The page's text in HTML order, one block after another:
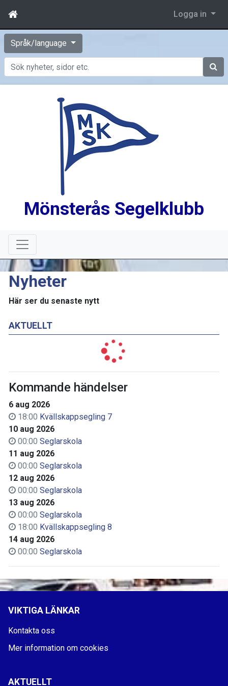
Logga in
Språk/language
Sök
Mönsterås Segelklubb
AKTUELLT
Kommande händelser
6 aug 2026
18:00 Kvällskappsegling 7
10 aug 2026
00:00 Seglarskola
11 aug 2026
00:00 Seglarskola
12 aug 2026
00:00 Seglarskola
13 aug 2026
00:00 Seglarskola
18:00 Kvällskappsegling 8
14 aug 2026
00:00 Seglarskola
Nyheter
Här ser du senaste nytt
VIKTIGA LÄNKAR
Kontakta oss
Mer information om cookies
AKTUELLT